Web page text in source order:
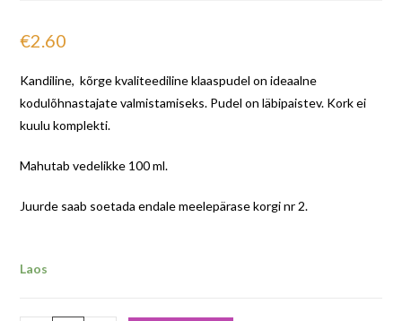
€2.60
Kandiline, kõrge kvaliteediline klaaspudel on ideaalne
kodulõhnastajate valmistamiseks. Pudel on läbipaistev. Kork ei
kuulu komplekti.
Mahutab vedelikke 100 ml.
Juurde saab soetada endale meelepärase korgi nr 2.
Laos